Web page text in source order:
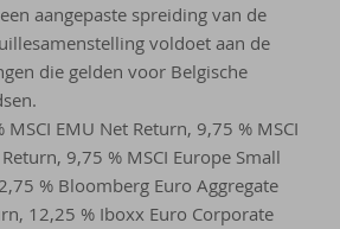
aangepaste spreiding van de
voldoet aan de
die gelden voor Belgische
EMU Net Return, 9,75 % MSCI
9,75 % MSCI Europe Small
% Bloomberg Euro Aggregate
12,25 % Iboxx Euro Corporate